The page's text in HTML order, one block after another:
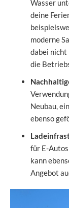
Wasser
deine
moderne
dabei nicht
die
Neubau,
ebenso
für E-
kann
Angebot